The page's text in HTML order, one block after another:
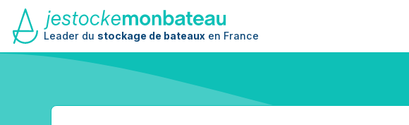
Leader du stockage de bateaux en France